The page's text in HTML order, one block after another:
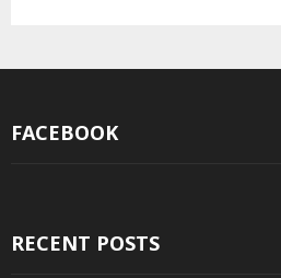
FACEBOOK
RECENT POSTS